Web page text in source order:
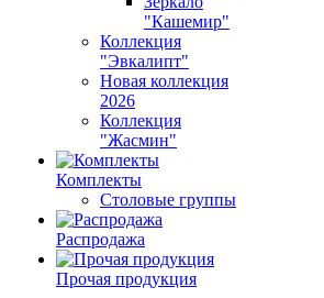
"Кашемир"
Коллекция
"Эвкалипт"
Новая коллекция
2026
Коллекция
"Жасмин"
Комплекты
Столовые группы
Распродажа
Прочая продукция